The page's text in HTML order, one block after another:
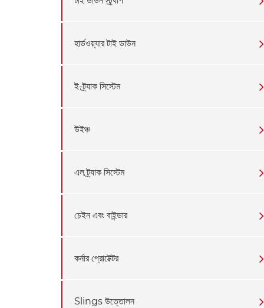
হার্ডওয়্যার টাই ডাউন
ই-ট্র্যাক সিস্টেম
উইঞ্চ
এল ট্র্যাক সিস্টেম
চেইন এবং বাইন্ডার
কর্নার প্রোটেক্টর
Slings উত্তোলন